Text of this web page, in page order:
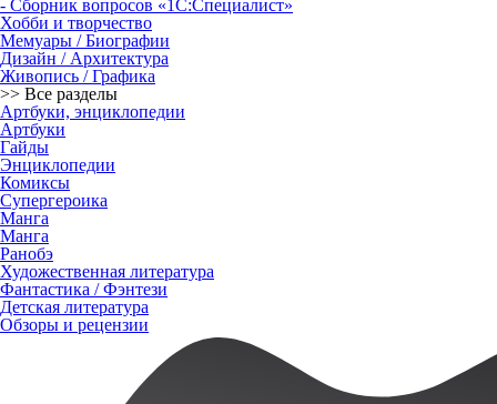
- Сборник вопросов «1С:Специалист»
Хобби и творчество
Мемуары / Биографии
Дизайн / Архитектура
Живопись / Графика
>> Все разделы
Артбуки, энциклопедии
Артбуки
Гайды
Энциклопедии
Комиксы
Супергероика
Манга
Манга
Ранобэ
Художественная литература
Фантастика / Фэнтези
Детская литература
Обзоры и рецензии